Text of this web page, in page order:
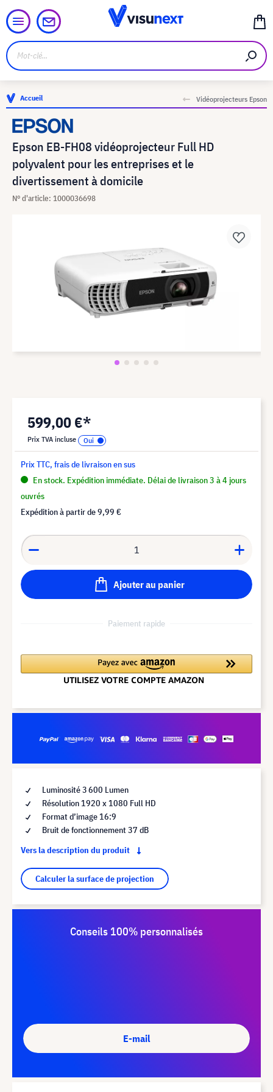
Accueil Vidéoprojecteurs Epson
Epson EB-FH08 vidéoprojecteur Full HD
polyvalent pour les entreprises et le
divertissement à domicile
N° d'article: 1000036698
599,00 €*
Prix TVA incluse
Prix TTC, frais de livraison en sus
En stock. Expédition immédiate. Délai de livraison 3 à 4 jours
ouvrés
Expédition à partir de9,99 €
Ajouter au panier
Paiement rapide
Luminosité 3 600 Lumen
Résolution 1920 x 1080 Full HD
Format d’image 16:9
Bruit de fonctionnement 37 dB
Vers la description du produit
Calculer la surface de projection
Conseils 100% personnalisés
E-mail